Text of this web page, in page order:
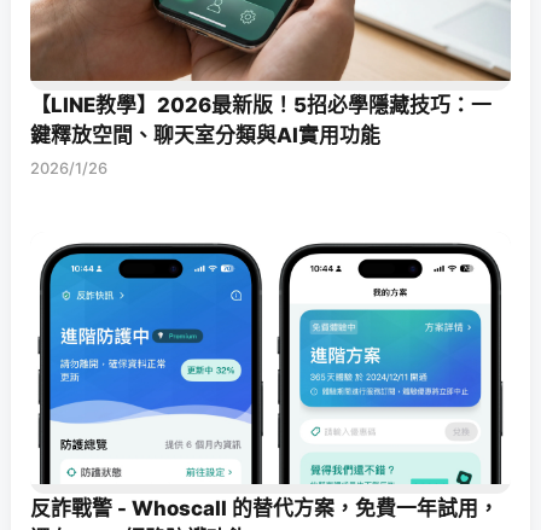
【LINE教學】2026最新版！5招必學隱藏技巧：一
鍵釋放空間、聊天室分類與AI實用功能
2026/1/26
反詐戰警 - Whoscall 的替代方案，免費一年試用，